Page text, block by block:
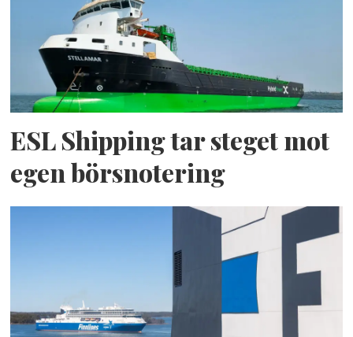
ESL Shipping tar steget mot
egen börsnotering